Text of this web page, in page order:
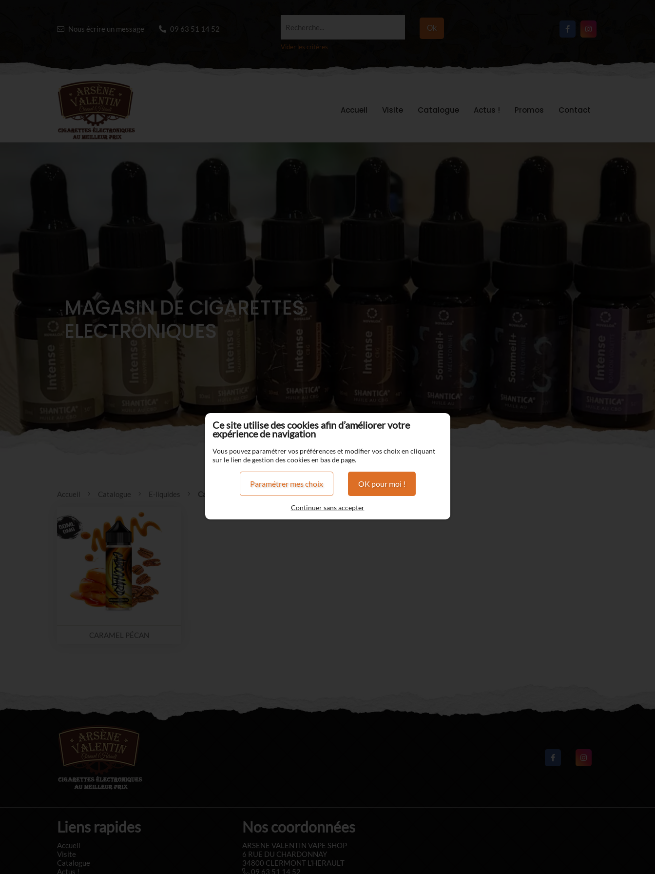
Nous écrire un message 09 63 51 14 52 Recherche... Ok
Vider les critères
Accueil Visite Catalogue Actus ! Promos Contact
MAGASIN DE CIGARETTES
ELECTRONIQUES
Cabochard
Accueil Catalogue E-liquides Cabochard
CARAMEL PÉCAN
Liens rapides
Accueil
Visite
Catalogue
Actus !
Nos coordonnées
ARSENE VALENTIN VAPE SHOP
6 RUE DU CHARDONNAY
34800 CLERMONT L'HERAULT
09 63 51 14 52
Ce site utilise des cookies afin d’améliorer votre
expérience de navigation
Vous pouvez paramétrer vos préférences et modifier vos choix en cliquant
sur le lien de gestion des cookies en bas de page.
Paramétrer mes choix OK pour moi !
Continuer sans accepter